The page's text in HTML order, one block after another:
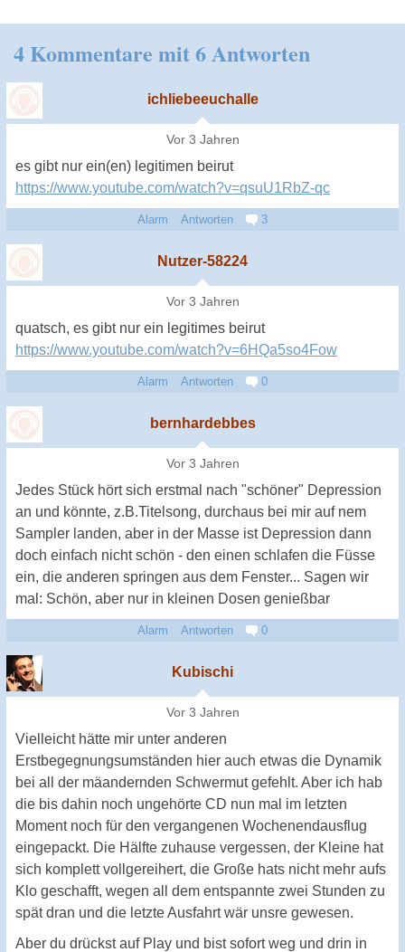
4 Kommentare mit 6 Antworten
ichliebeeuchalle
Vor 3 Jahren
es gibt nur ein(en) legitimen beirut
https://www.youtube.com/watch?v=qsuU1RbZ-qc
Alarm Antworten 3
Nutzer-58224
Vor 3 Jahren
quatsch, es gibt nur ein legitimes beirut
https://www.youtube.com/watch?v=6HQa5so4Fow
Alarm Antworten 0
bernhardebbes
Vor 3 Jahren
Jedes Stück hört sich erstmal nach "schöner" Depression
an und könnte, z.B.Titelsong, durchaus bei mir auf nem
Sampler landen, aber in der Masse ist Depression dann
doch einfach nicht schön - den einen schlafen die Füsse
ein, die anderen springen aus dem Fenster... Sagen wir
mal: Schön, aber nur in kleinen Dosen genießbar
Alarm Antworten 0
Kubischi
Vor 3 Jahren
Vielleicht hätte mir unter anderen
Erstbegegnungsumständen hier auch etwas die Dynamik
bei all der mäandernden Schwermut gefehlt. Aber ich hab
die bis dahin noch ungehörte CD nun mal im letzten
Moment noch für den vergangenen Wochenendausflug
eingepackt. Die Hälfte zuhause vergessen, der Kleine hat
sich komplett vollgereihert, die Große hats nicht mehr aufs
Klo geschafft, wegen all dem entspannte zwei Stunden zu
spät dran und die letzte Ausfahrt wär unsre gewesen.
Aber du drückst auf Play und bist sofort weg und drin in